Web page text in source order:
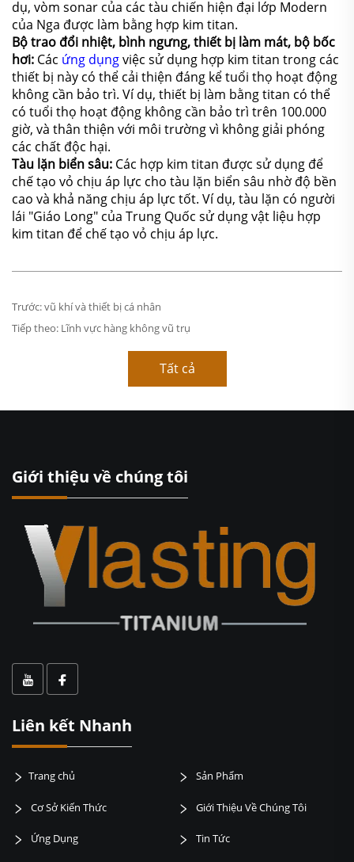
dụ, vòm sonar của các tàu chiến hiện đại lớp Modern
của Nga được làm bằng hợp kim titan.
Bộ trao đổi nhiệt, bình ngưng, thiết bị làm mát, bộ bốc
hơi: Các ứng dụngviệc sử dụng hợp kim titan trong các
thiết bị này có thể cải thiện đáng kể tuổi thọ hoạt động
không cần bảo trì. Ví dụ, thiết bị làm bằng titan có thể
có tuổi thọ hoạt động không cần bảo trì trên 100.000
giờ, và thân thiện với môi trường vì không giải phóng
các chất độc hại.
Tàu lặn biển sâu: Các hợp kim titan được sử dụng để
chế tạo vỏ chịu áp lực cho tàu lặn biển sâu nhờ độ bền
cao và khả năng chịu áp lực tốt. Ví dụ, tàu lặn có người
lái "Giáo Long" của Trung Quốc sử dụng vật liệu hợp
kim titan để chế tạo vỏ chịu áp lực.
Trước:vũ khí và thiết bị cá nhân
Tiếp theo: Lĩnh vực hàng không vũ trụ
Tất cả
Giới thiệu về chúng tôi
Liên kết Nhanh
Trang chủ Sản Phẩm
Cơ Sở Kiến Thức Giới Thiệu Về Chúng Tôi
Ứng Dụng Tin Tức